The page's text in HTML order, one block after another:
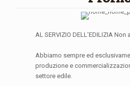
AL SERVIZIO DELL’EDILIZIA
Abbiamo sempre ed
produzione e
settore edile.